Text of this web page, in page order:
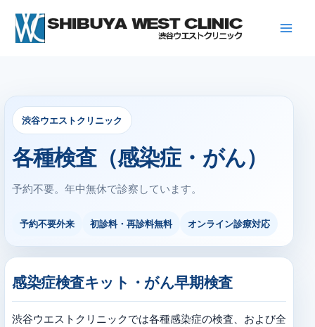
渋谷ウエストクリニック
各種検査（感染症・がん）
予約不要。年中無休で診察しています。
予約不要外来 初診料・再診料無料 オンライン診療対応
感染症検査キット・がん早期検査
渋谷ウエストクリニックでは各種感染症の検査、および全